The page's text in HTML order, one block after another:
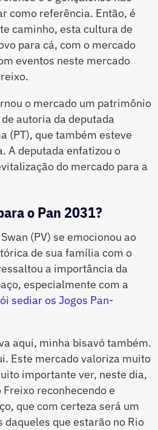
como referência. Então, é
caminho, esta cultura de
para cá, com o mercado
eventos neste mercado
o mercado um patrimônio
autoria da deputada
(PT), que também esteve
A deputada enfatizou o
do mercado para a
o Pan 2031?
(PV) se emocionou ao
de sua família com o
a importância da
especialmente com a
sediar os Jogos Pan-
aqui, minha bisavó também.
Este mercado valoriza muito
importante ver, neste dia,
reconhecendo e
que com certeza será um
que estarão no Rio